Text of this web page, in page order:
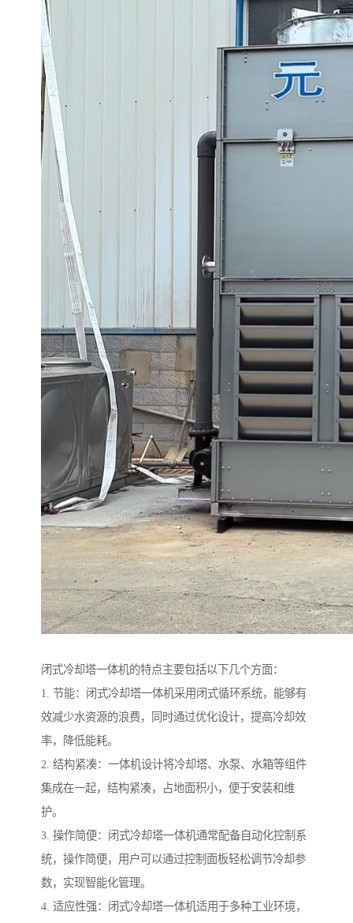
闭式冷却塔一体机的特点主要包括以下几个方面：
1. 节能：闭式冷却塔一体机采用闭式循环系统，能够有
效减少水资源的浪费，同时通过优化设计，提高冷却效
率，降低能耗。
2. 结构紧凑：一体机设计将冷却塔、水泵、水箱等组件
集成在一起，结构紧凑，占地面积小，便于安装和维
护。
3. 操作简便：闭式冷却塔一体机通常配备自动化控制系
统，操作简便，用户可以通过控制面板轻松调节冷却参
数，实现智能化管理。
4. 适应性强：闭式冷却塔一体机适用于多种工业环境，